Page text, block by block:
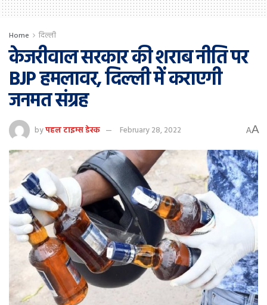
Home दिल्ली
केजरीवाल सरकार की शराब नीति पर
BJP हमलावर, दिल्ली में कराएगी
जनमत संग्रह
byपहल टाइम्स डेस्क February 28, 2022 AA